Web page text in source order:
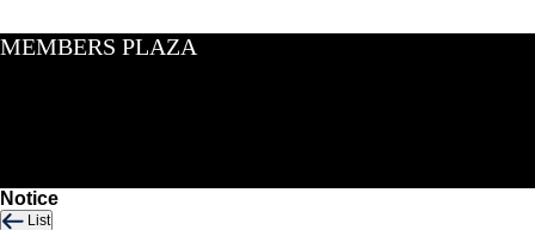
MEMBERS PLAZA
Notice
List